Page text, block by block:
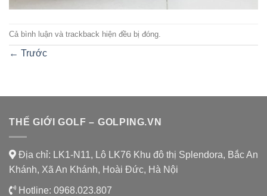
Cả bình luận và trackback hiện đều bị đóng.
← Trước
THẾ GIỚI GOLF – GOLPING.VN
Địa chỉ: LK1-N11, Lô LK76 Khu đô thị Splendora, Bắc An
Khánh, Xã An Khánh, Hoài Đức, Hà Nội
Hotline: 0968.023.807